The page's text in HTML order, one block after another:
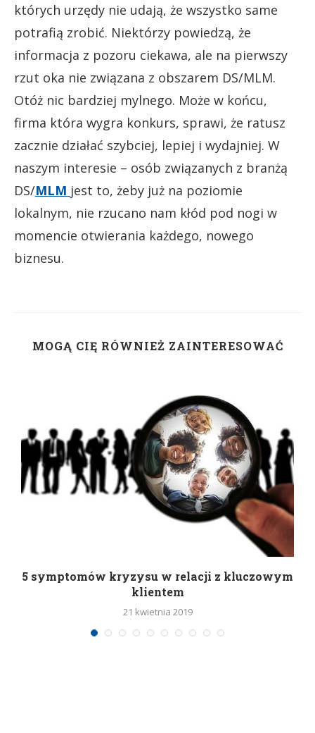
których urzędy nie udają, że wszystko same
potrafią zrobić. Niektórzy powiedzą, że
informacja z pozoru ciekawa, ale na pierwszy
rzut oka nie związana z obszarem DS/MLM.
Otóż nic bardziej mylnego. Może w końcu,
firma która wygra konkurs, sprawi, że ratusz
zacznie działać szybciej, lepiej i wydajniej. W
naszym interesie – osób związanych z branżą
DS/MLM jest to, żeby już na poziomie
lokalnym, nie rzucano nam kłód pod nogi w
momencie otwierania każdego, nowego
biznesu.
MOGĄ CIĘ RÓWNIEŻ ZAINTERESOWAĆ
5 symptomów kryzysu w relacji z kluczowym
klientem
21 kwietnia 2019